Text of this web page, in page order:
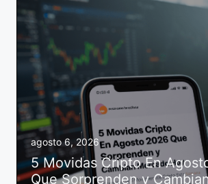
agosto 6, 2026
5 Movidas Cripto En
Que Sorprenden y